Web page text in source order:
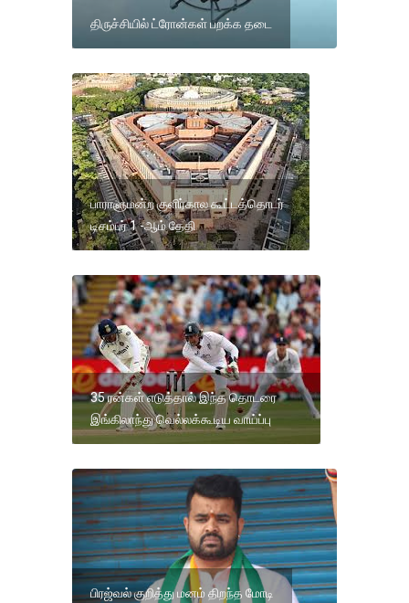
திருச்சியில் ட்ரோன்கள் பறக்க தடை
பாராளுமன்ற குளிர்கால கூட்டத்தொடர்
டிசம்பர் 1 -ஆம் தேதி
35 ரன்கள் எடுத்தால் இந்த தொடரை
இங்கிலாந்து வெல்லக்கூடிய வாய்ப்பு
பிரஜ்வல் குறித்து மனம் திறந்த மோடி